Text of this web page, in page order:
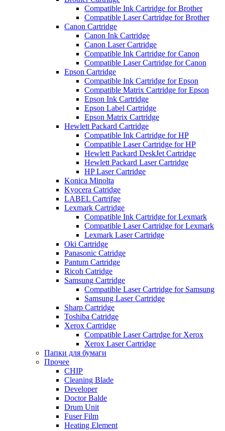
Compatible Ink Cartridge for Brother
Compatible Laser Cartridge for Brother
Canon Cartridge
Canon Ink Cartridge
Canon Laser Cartridge
Compatible Ink Cartridge for Canon
Compatible Laser Cartridge for Canon
Epson Cartridge
Compatible Ink Cartridge for Epson
Compatible Matrix Cartridge for Epson
Epson Ink Cartridge
Epson Label Cartridge
Epson Matrix Cartridge
Hewlett Packard Cartridge
Compatible Ink Cartridge for HP
Compatible Laser Cartridge for HP
Hewlett Packard DeskJet Cartridge
Hewlett Packard Laser Cartridge
HP Laser Cartridge
Konica Minolta
Kyocera Catridge
LABEL Cartrifge
Lexmark Cartridge
Compatible Ink Cartridge for Lexmark
Compatible Laser Cartridge for Lexmark
Lexmark Laser Cartridge
Oki Cartridge
Panasonic Catridge
Pantum Cartridge
Ricoh Catridge
Samsung Cartridge
Compatible Laser Cartridge for Samsung
Samsung Laser Cartridge
Sharp Cartridge
Toshiba Catridge
Xerox Cartridge
Compatible Laser Cartrdge for Xerox
Xerox Laser Cartridge
Папки для бумаги
Прочее
CHIP
Cleaning Blade
Developer
Doctor Balde
Drum Unit
Fuser Film
Heating Element